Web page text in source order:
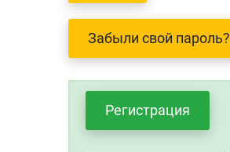
Забыли свой пароль?
Регистрация